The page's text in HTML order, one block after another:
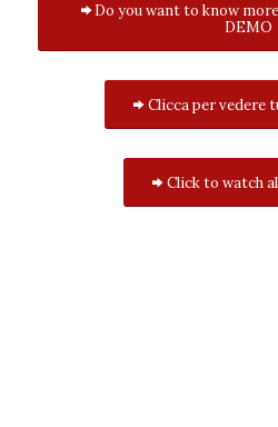
Do you want to know
DEMO
Clicca per vedere
Click to watch